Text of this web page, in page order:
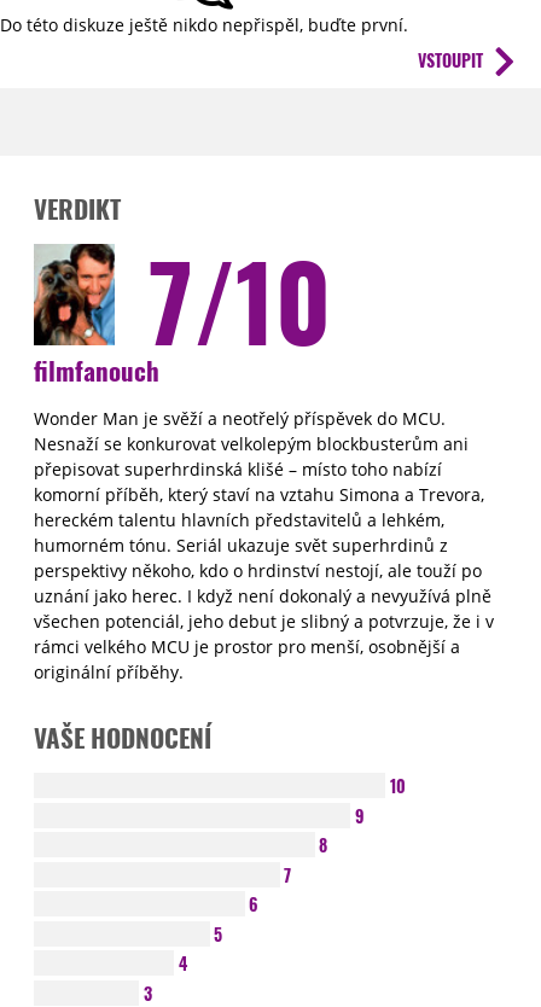
Do této diskuze ještě nikdo nepřispěl, buďte první.
VSTOUPIT
VERDIKT
7/10
filmfanouch
Wonder Man je svěží a neotřelý příspěvek do MCU.
Nesnaží se konkurovat velkolepým blockbusterům ani
přepisovat superhrdinská klišé – místo toho nabízí
komorní příběh, který staví na vztahu Simona a Trevora,
hereckém talentu hlavních představitelů a lehkém,
humorném tónu. Seriál ukazuje svět superhrdinů z
perspektivy někoho, kdo o hrdinství nestojí, ale touží po
uznání jako herec. I když není dokonalý a nevyužívá plně
všechen potenciál, jeho debut je slibný a potvrzuje, že i v
rámci velkého MCU je prostor pro menší, osobnější a
originální příběhy.
VAŠE HODNOCENÍ
10
9
8
7
6
5
4
3